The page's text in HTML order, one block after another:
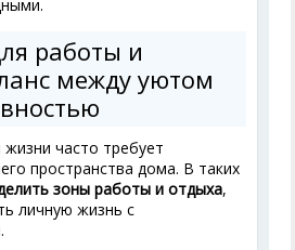
работы и
между уютом
часто требует
пространства дома. В таких
зоны работы и отдыха,
личную жизнь с